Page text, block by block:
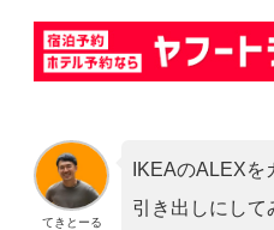
てきとーる
IKEAのALEX
引き出しにして